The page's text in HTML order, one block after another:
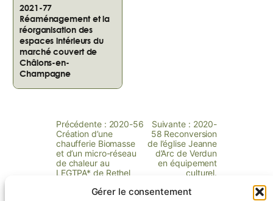
Gérer le consentement
2021-77
Réaménagement et la
réorganisation des
espaces intérieurs du
marché couvert de
Châlons-en-
Champagne
Précédente : 2020-56
Création d’une
chaufferie Biomasse
et d’un micro-réseau
de chaleur au
LEGTPA* de Rethel
Suivante : 2020-
58 Reconversion
de l’église Jeanne
d’Arc de Verdun
en équipement
culturel.